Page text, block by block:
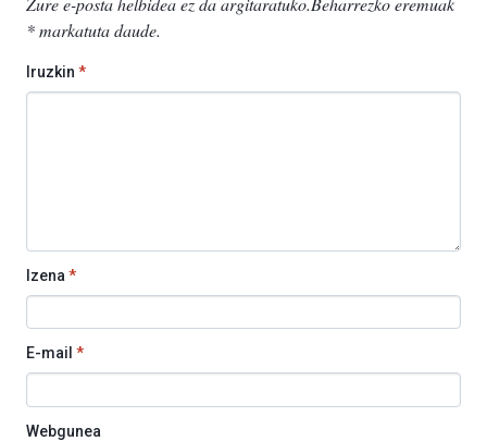
*markatuta daude.
Iruzkin *
Izena *
E-mail *
Webgunea